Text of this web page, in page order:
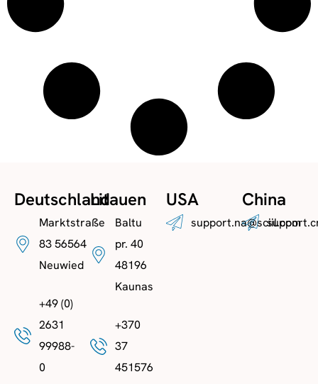
Deutschland
Marktstraße
83 56564
Neuwied
+49 (0)
2631
99988-
0
Litauen
Baltu
pr. 40
48196
Kaunas
+370
37
451576
USA
support.na@sciil.com
China